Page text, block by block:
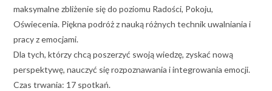
maksymalne zbliżenie się do poziomu Radości, Pokoju,
Oświecenia. Piękna podróż z nauką różnych technik uwalniania i
pracy z emocjami.
Dla tych, którzy chcą poszerzyć swoją wiedzę, zyskać nową
perspektywę, nauczyć się rozpoznawania i integrowania emocji.
Czas trwania: 17 spotkań.